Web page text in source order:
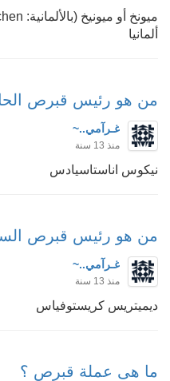
ألمانيا
من هو رئيس قبرص
غـرآمي..~
منذ 13 سنة
نيكوس اناستاسيادس
من هو رئيس قبرص
غـرآمي..~
منذ 13 سنة
ديميتريس كريستوفياس
ما هى عملة قبرص ؟